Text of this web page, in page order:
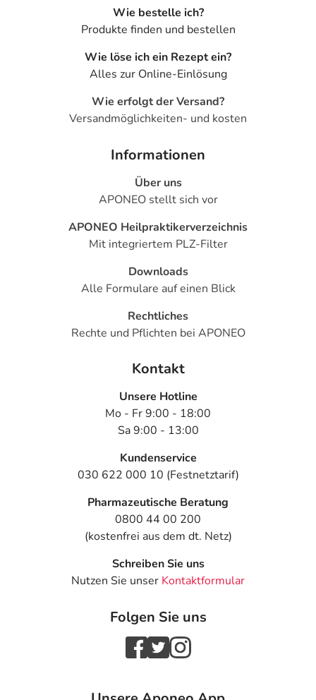
Wie bestelle ich?
Produkte finden und bestellen
Wie löse ich ein Rezept ein?
Alles zur Online-Einlösung
Wie erfolgt der Versand?
Versandmöglichkeiten- und kosten
Informationen
Über uns
APONEO stellt sich vor
APONEO Heilpraktikerverzeichnis
Mit integriertem PLZ-Filter
Downloads
Alle Formulare auf einen Blick
Rechtliches
Rechte und Pflichten bei APONEO
Kontakt
Unsere Hotline
Mo - Fr 9:00 - 18:00
Sa 9:00 - 13:00
Kundenservice
030 622 000 10 (Festnetztarif)
Pharmazeutische Beratung
0800 44 00 200
(kostenfrei aus dem dt. Netz)
Schreiben Sie uns
Nutzen Sie unser Kontaktformular
Folgen Sie uns